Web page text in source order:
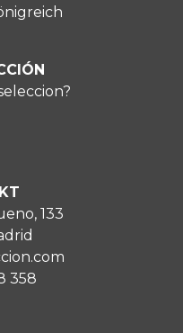
133
358